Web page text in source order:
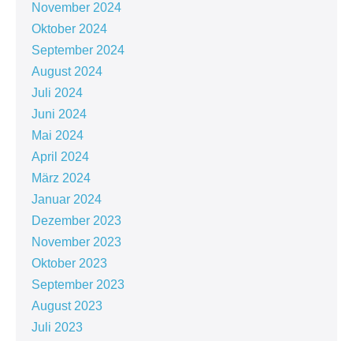
November 2024
Oktober 2024
September 2024
August 2024
Juli 2024
Juni 2024
Mai 2024
April 2024
März 2024
Januar 2024
Dezember 2023
November 2023
Oktober 2023
September 2023
August 2023
Juli 2023